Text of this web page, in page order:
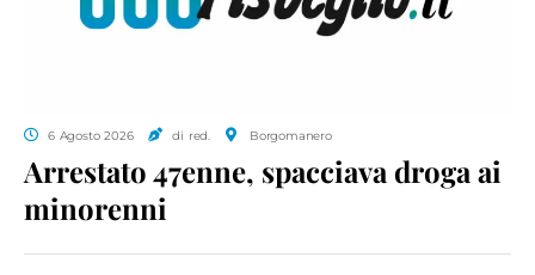
6 Agosto 2026 di red. Borgomanero
Arrestato 47enne, spacciava droga ai
minorenni